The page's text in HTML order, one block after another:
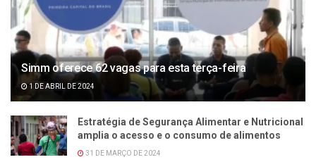
Simm oferece 62 vagas para esta terça-feira
1 DE ABRIL DE 2024
Estratégia de Segurança Alimentar e Nutricional
amplia o acesso e o consumo de alimentos
31 DE MARÇO DE 2024